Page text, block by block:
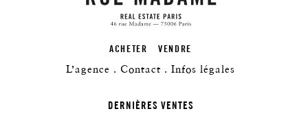
ACHETER VENDRE
L’agence Contact Infos légales
DERNIÈRES VENTES